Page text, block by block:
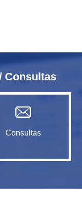
Consultas
Consultas